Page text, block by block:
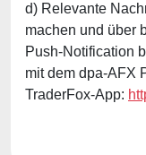
d) Relevante
machen und über
Push-Notification
mit dem dpa-AFX
TraderFox-App: